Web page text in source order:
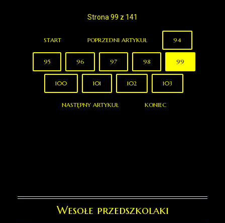
Strona 99 z 141
START POPRZEDNI ARTYKUŁ 94
95 96 97 98 99
100 101 102 103
NASTĘPNY ARTYKUŁ KONIEC
Wesołe przedszkolaki